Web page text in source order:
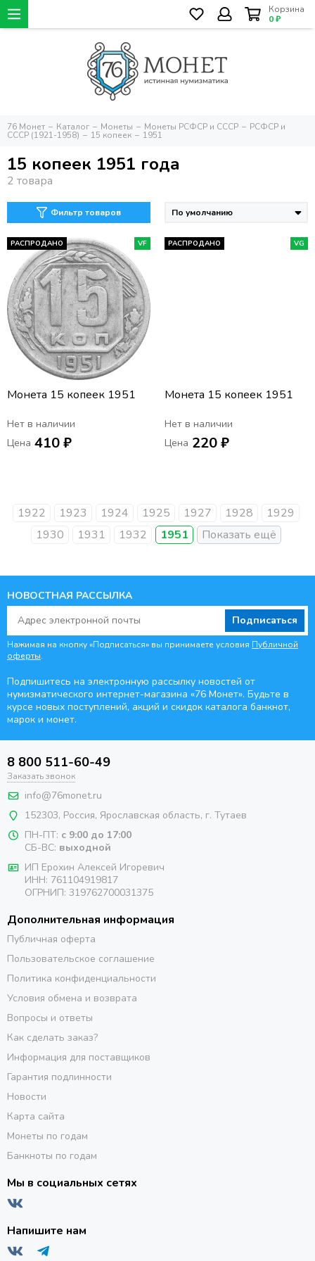
Корзина
0 ₽
76 Монет Каталог Монеты Монеты РСФСР и СССР РСФСР и
СССР (1921-1958) 15 копеек 1951
15 копеек 1951 года
Фильтр товаров
РАСПРОДАНО VF
Монета 15 копеек 1951
Нет в наличии
Цена 410 ₽
РАСПРОДАНО VG
Монета 15 копеек 1951
Нет в наличии
Цена 220 ₽
1922 1923 1924 1925 1927 1928
1929
1930
1931 1932 1951
НОВОСТНАЯ РАССЫЛКА
Подписаться
Нажимая на кнопку «Подписаться» вы принимаете условия Публичной
оферты.
Подпишитесь на электронную рассылку новостей от
нумизматического интернет-магазина «76 Монет». Будьте в
курсе новых поступлений, акций и скидок каталога банкнот,
марок и монет.
8 800 511-60-49
Заказать звонок
info@76monet.ru
152303, Россия, Ярославская область, г. Тутаев
ПН-ПТ: с 9:00 до 17:00
СБ-ВС: выходной
ИП Ерохин Алексей Игоревич
ИНН: 761104919817
ОГРНИП: 319762700031375
Дополнительная информация
Публичная оферта
Пользовательское соглашение
Политика конфиденциальности
Условия обмена и возврата
Вопросы и ответы
Как сделать заказ?
Информация для поставщиков
Гарантия подлинности
Новости
Карта сайта
Монеты по годам
Банкноты по годам
Мы в социальных сетях
Напишите нам